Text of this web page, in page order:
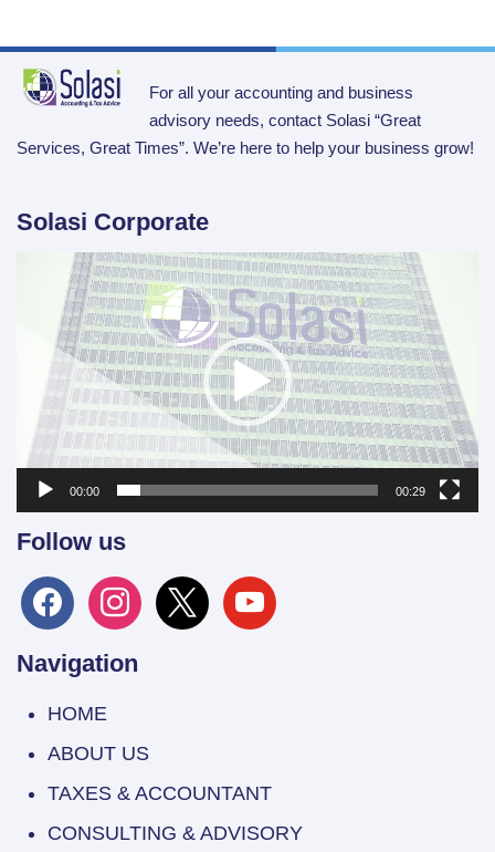
For all your accounting and business
advisory needs, contact Solasi “Great
Services, Great Times”. We’re here to help your business grow!
Solasi Corporate
Player
00:00 00:29
Follow us
facebookinstagram
x youtube
Navigation
HOME
ABOUT US
TAXES & ACCOUNTANT
CONSULTING & ADVISORY